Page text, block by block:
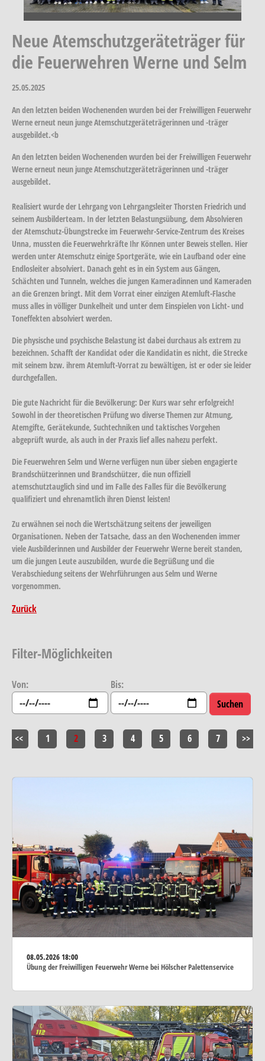
Neue Atemschutzgeräteträger für
die Feuerwehren Werne und Selm
25.05.2025
An den letzten beiden Wochenenden wurden bei der Freiwilligen Feuerwehr
Werne erneut neun junge Atemschutzgeräteträgerinnen und -träger
ausgebildet.<b
An den letzten beiden Wochenenden wurden bei der Freiwilligen Feuerwehr
Werne erneut neun junge Atemschutzgeräteträgerinnen und -träger
ausgebildet.
Realisiert wurde der Lehrgang von Lehrgangsleiter Thorsten Friedrich und
seinem Ausbilderteam. In der letzten Belastungsübung, dem Absolvieren
der Atemschutz-Übungstrecke im Feuerwehr-Service-Zentrum des Kreises
Unna, mussten die Feuerwehrkräfte Ihr Können unter Beweis stellen. Hier
werden unter Atemschutz einige Sportgeräte, wie ein Laufband oder eine
Endlosleiter absolviert. Danach geht es in ein System aus Gängen,
Schächten und Tunneln, welches die jungen Kameradinnen und Kameraden
an die Grenzen bringt. Mit dem Vorrat einer einzigen Atemluft-Flasche
muss alles in völliger Dunkelheit und unter dem Einspielen von Licht- und
Toneffekten absolviert werden.
Die physische und psychische Belastung ist dabei durchaus als extrem zu
bezeichnen. Schafft der Kandidat oder die Kandidatin es nicht, die Strecke
mit seinem bzw. ihrem Atemluft-Vorrat zu bewältigen, ist er oder sie leider
durchgefallen.
Die gute Nachricht für die Bevölkerung: Der Kurs war sehr erfolgreich!
Sowohl in der theoretischen Prüfung wo diverse Themen zur Atmung,
Atemgifte, Gerätekunde, Suchtechniken und taktisches Vorgehen
abgeprüft wurde, als auch in der Praxis lief alles nahezu perfekt.
Die Feuerwehren Selm und Werne verfügen nun über sieben engagierte
Brandschützerinnen und Brandschützer, die nun offiziell
atemschutztauglich sind und im Falle des Falles für die Bevölkerung
qualifiziert und ehrenamtlich ihren Dienst leisten!
Zu erwähnen sei noch die Wertschätzung seitens der jeweiligen
Organisationen. Neben der Tatsache, dass an den Wochenenden immer
viele Ausbilderinnen und Ausbilder der Feuerwehr Werne bereit standen,
um die jungen Leute auszubilden, wurde die Begrüßung und die
Verabschiedung seitens der Wehrführungen aus Selm und Werne
vorgenommen.
Zurück
Filter-Möglichkeiten
Von: Bis:
<< 1 2 3 4 5 6 7 >>
08.05.202618:00
Übung der Freiwilligen Feuerwehr Werne bei Hölscher Palettenservice